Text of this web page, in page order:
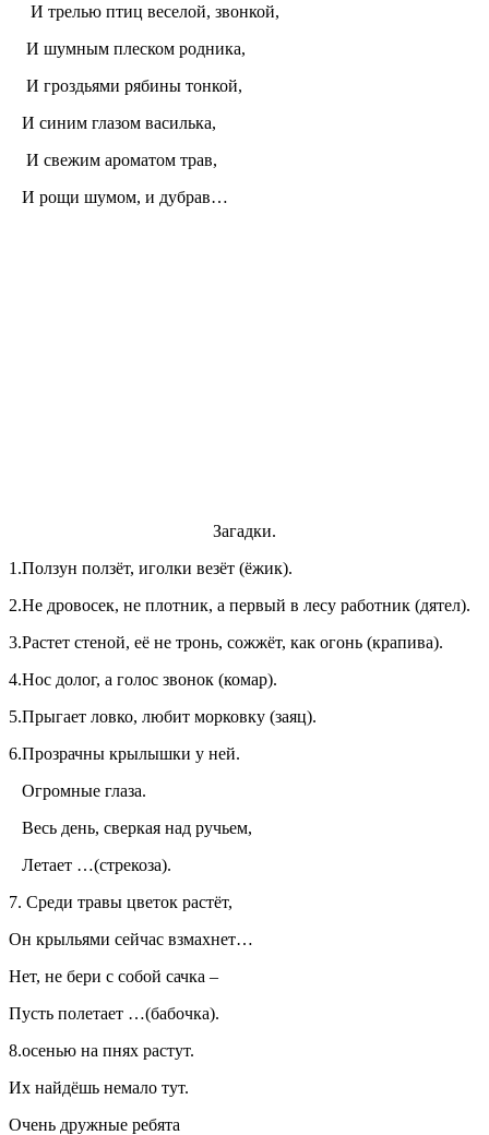
И трелью птиц веселой, звонкой,
И шумным плеском родника,
И гроздьями рябины тонкой,
И синим глазом василька,
И свежим ароматом трав,
И рощи шумом, и дубрав…
Загадки.
1.Ползун ползёт, иголки везёт (ёжик).
2.Не дровосек, не плотник, а первый в лесу работник (дятел).
3.Растет стеной, её не тронь, сожжёт, как огонь (крапива).
4.Нос долог, а голос звонок (комар).
5.Прыгает ловко, любит морковку (заяц).
6.Прозрачны крылышки у ней.
Огромные глаза.
Весь день, сверкая над ручьем,
Летает …(стрекоза).
7. Среди травы цветок растёт,
Он крыльями сейчас взмахнет…
Нет, не бери с собой сачка –
Пусть полетает …(бабочка).
8.осенью на пнях растут.
Их найдёшь немало тут.
Очень дружные ребята